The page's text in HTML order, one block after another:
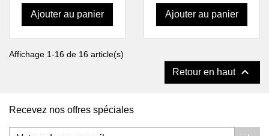
Ajouter au panier Ajouter au panier
Affichage 1-16 de 16 article(s)
Retour en haut 
Recevez nos offres spéciales